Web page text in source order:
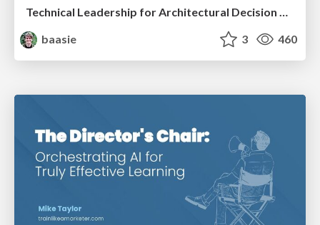
Technical Leadership for Architectural Decision Making
baasie
3 460